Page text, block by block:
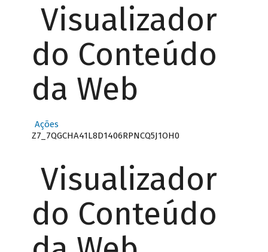
Visualizador
do Conteúdo
da Web
Ações
Z7_7QGCHA41L8D1406RPNCQ5J1OH0
Visualizador
do Conteúdo